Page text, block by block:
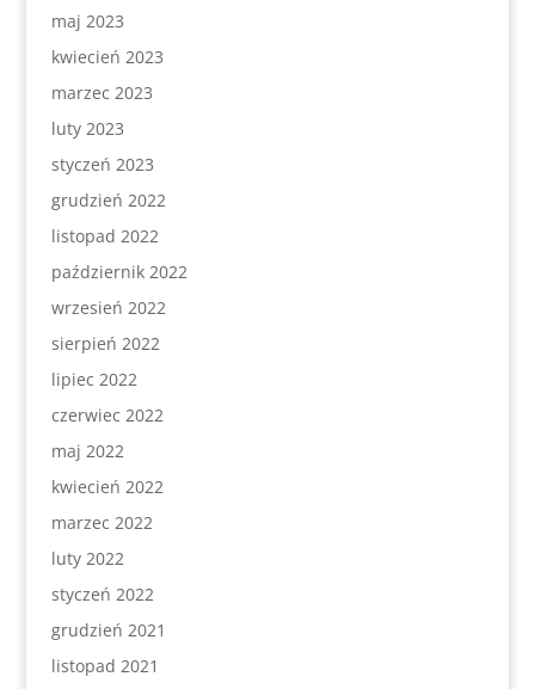
maj 2023
kwiecień 2023
marzec 2023
luty 2023
styczeń 2023
grudzień 2022
listopad 2022
październik 2022
wrzesień 2022
sierpień 2022
lipiec 2022
czerwiec 2022
maj 2022
kwiecień 2022
marzec 2022
luty 2022
styczeń 2022
grudzień 2021
listopad 2021